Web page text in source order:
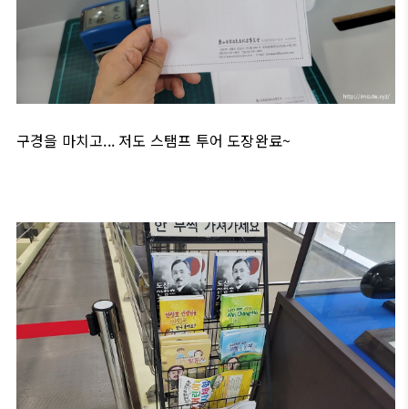
구경을 마치고... 저도 스탬프 투어 도장완료~